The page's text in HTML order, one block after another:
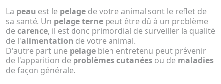
La peau est le pelage de votre animal sont le reflet de
sa santé. Un pelage terne peut être dû à un problème
de carence, il est donc primordial de surveiller la qualité
de l'alimentation de votre animal.
D'autre part une pelage bien entretenu peut prévenir
de l'apparition de problèmes cutanées ou de maladies
de façon générale.